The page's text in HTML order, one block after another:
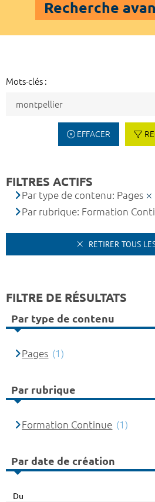
Recherche
Mots-clés :
EFFACER
FILTRES ACTIFS
Par type de contenu: Pages
Par rubrique: Formation
RETIRER TOUS
FILTRE DE RÉSULTATS
Par type de contenu
Pages (1)
Par rubrique
Formation Continue (1)
Par date de création
Du